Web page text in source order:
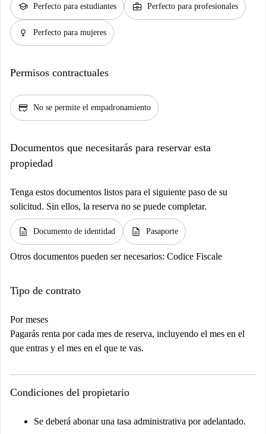
school Perfecto para estudiantes business_center Perfecto para profesionales
female Perfecto para mujeres
Permisos contractuales
credit_score No se permite el empadronamiento
Documentos que necesitarás para reservar esta
propiedad
Tenga estos documentos listos para el siguiente paso de su
solicitud. Sin ellos, la reserva no se puede completar.
description Documento de identidad description Pasaporte
Otros documentos pueden ser necesarios: Codice Fiscale
Tipo de contrato
Por meses
Pagarás renta por cada mes de reserva, incluyendo el mes en el
que entras y el mes en el que te vas.
Condiciones del propietario
Se deberá abonar una tasa administrativa por adelantado.